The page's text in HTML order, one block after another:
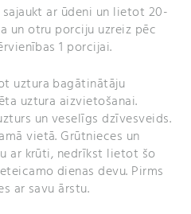
ar ūdeni un lietot 20-
un otru porciju uzreiz pēc
1 porcijai.
uztura bagātinātāju
uztura aizvietošanai.
un veselīgs dzīvesveids.
vietā. Grūtnieces un
ar krūti, nedrīkst lietot šo
dienas devu. Pirms
ar savu ārstu.